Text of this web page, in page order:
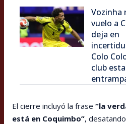
Vozinha
vuelo a
deja en
Colo
club
El cierre incluyó la frase “la
está en Coquimbo”,